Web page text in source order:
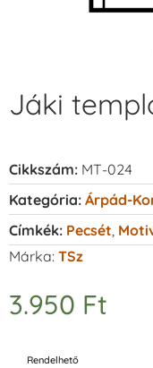
Jáki
Cikkszám: MT-024
Kategória: Árpád-
Címkék: Pecsét
Márka: TSz
3.950 Ft
Rendelhető